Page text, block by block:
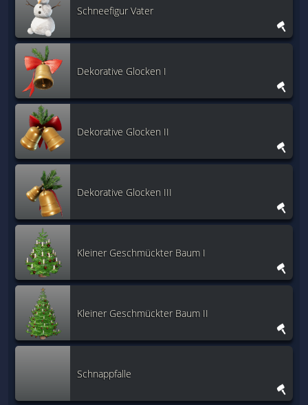
Schneefigur Vater
Dekorative Glocken I
Dekorative Glocken II
Dekorative Glocken III
Kleiner Geschmückter Baum I
Kleiner Geschmückter Baum II
Schnappfalle